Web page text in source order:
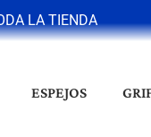
LA TIENDA
ESPEJOS